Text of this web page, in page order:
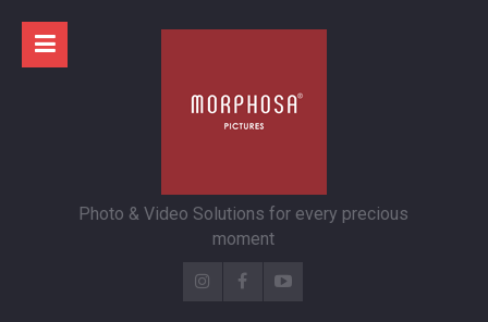
Photo & Video Solutions for every precious
moment